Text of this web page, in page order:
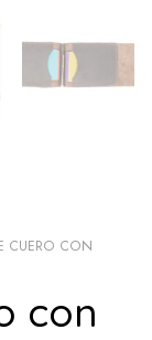
CUERO CON
con